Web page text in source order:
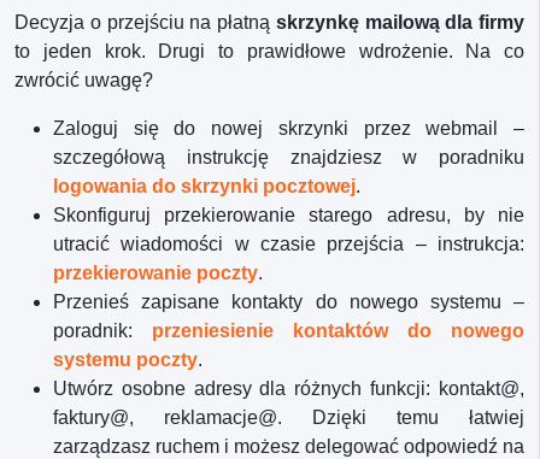
Decyzja o przejściu na płatną skrzynkę mailową dla firmy
to jeden krok. Drugi to prawidłowe wdrożenie. Na co
zwrócić uwagę?
Zaloguj się do nowej skrzynki przez webmail –
szczegółową instrukcję znajdziesz w poradniku
logowania do skrzynki pocztowej.
Skonfiguruj przekierowanie starego adresu, by nie
utracić wiadomości w czasie przejścia – instrukcja:
przekierowanie poczty.
Przenieś zapisane kontakty do nowego systemu –
poradnik: przeniesienie kontaktów do nowego
systemu poczty.
Utwórz osobne adresy dla różnych funkcji: kontakt@,
faktury@, reklamacje@. Dzięki temu łatwiej
zarządzasz ruchem i możesz delegować odpowiedź na